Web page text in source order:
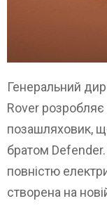
Генеральний
Rover
позашляховик,
братом
повністю
створена на